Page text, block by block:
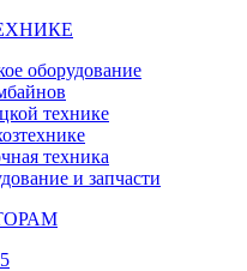
оборудование
технике
техника
и запчасти